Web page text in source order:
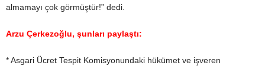
almamayı çok görmüştür!” dedi.
Arzu Çerkezoğlu, şunları paylaştı:
* Asgari Ücret Tespit Komisyonundaki hükümet ve işveren